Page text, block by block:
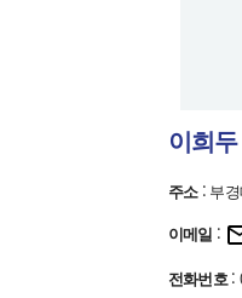
이희두
주소: 부경
이메일 :
전화번호: